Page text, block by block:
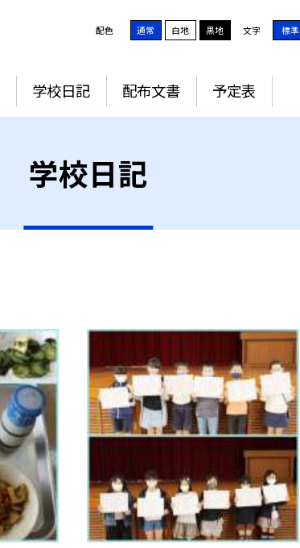
配色 通常 白地 黒地 文字 標準
学校日記 配布文書 予定表
学校日記